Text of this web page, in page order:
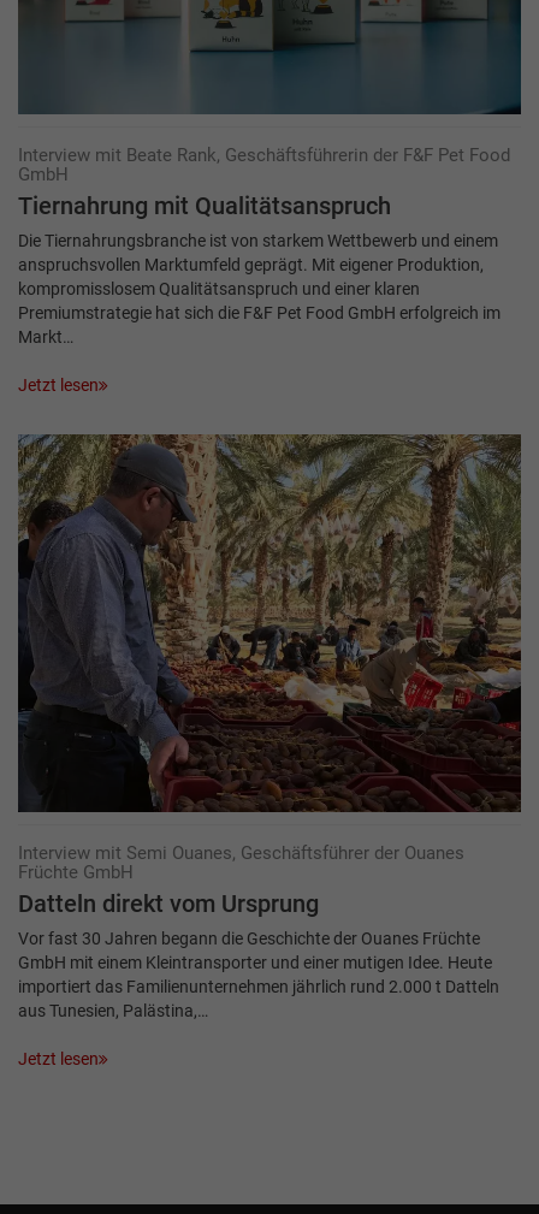
Interview mit Beate Rank, Geschäftsführerin der F&F Pet Food
GmbH
Tiernahrung mit Qualitätsanspruch
Die Tiernahrungsbranche ist von starkem Wettbewerb und einem
anspruchsvollen Markt­umfeld geprägt. Mit eigener Produktion,
kompromisslosem Qualitätsanspruch und einer klaren
Premiumstrategie hat sich die F&F Pet Food GmbH erfolgreich im
Markt…
Jetzt lesen
Interview mit Semi Ouanes, Geschäftsführer der Ouanes
Früchte GmbH
Datteln direkt vom Ursprung
Vor fast 30 Jahren begann die Geschichte der Ouanes Früchte
GmbH mit einem Kleintransporter und einer mutigen Idee. Heute
importiert das Familienunternehmen jährlich rund 2.000 t Datteln
aus Tunesien, Palästina,…
Jetzt lesen